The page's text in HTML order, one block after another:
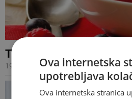
Tri omiljene zdrave
19.04.2018 07:04Ova internetska
upotrebljava
Ova internetska stranica